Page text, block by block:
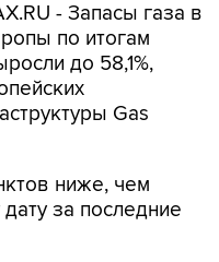
- Запасы газа в
по итогам
до 58,1%,
Gas
ниже, чем
за последние